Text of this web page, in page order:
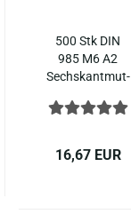
500 Stk DIN
985 M6 A2
Sechs­kant­mut­
chernd, nied­ri­
10511 Edel­
16,67 EUR